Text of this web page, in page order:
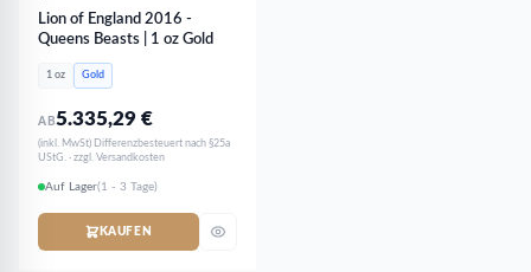
Lion of England 2016 -
Queens Beasts | 1 oz Gold
1 oz Gold
AB5.335,29€
(inkl. MwSt) Differenzbesteuert nach §25a
UStG. · zzgl. Versandkosten
Auf Lager(1 - 3 Tage)
KAUFEN